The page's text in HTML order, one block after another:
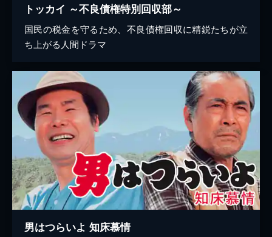
トッカイ ～不良債権特別回収部～
国民の税金を守るため、不良債権回収に精鋭たちが立
ち上がる人間ドラマ
男はつらいよ 知床慕情